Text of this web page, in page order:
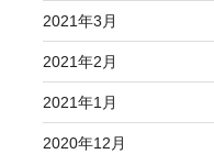
2021年3月
2021年2月
2021年1月
2020年12月